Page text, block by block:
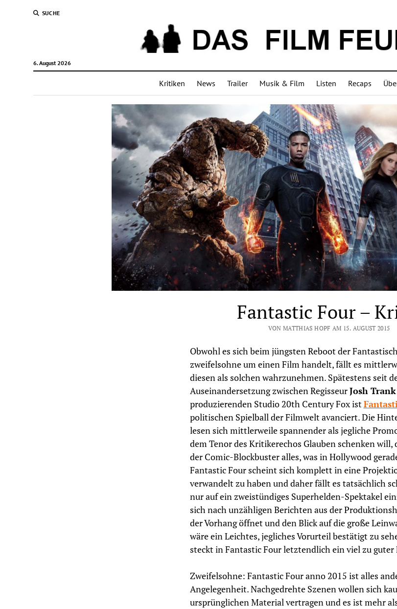
SUCHE
6. August 2026
Kritiken News Trailer Musik & Film Listen Recaps
Fantastic Four –
VON MATTHIAS HOPF AM 15. AUGUST 2015
Obwohl es sich beim jüngsten Reboot der
zweifelsohne um einen Film handelt, fällt es
diesen als solchen wahrzunehmen. Spätestens seit
Auseinandersetzung zwischen RegisseurJosh Trank
produzierenden Studio 20th Century Fox ist
politischen Spielball der Filmwelt avanciert. Die
lesen sich mittlerweile spannender als jegliche
dem Tenor des Kritikerechos Glauben schenken
der Comic-Blockbuster alles, was in Hollywood
Fantastic Four scheint sich komplett in eine
verwandelt zu haben und daher fällt es tatsächlich
nur auf ein zweistündiges Superhelden-Spektakel
sich nach unzähligen Berichten aus der
der Vorhang öffnet und den Blick auf die große
wäre ein Leichtes, jegliches Vorurteil bestätigt zu
steckt in Fantastic Four letztendlich ein viel zu guter
Zweifelsohne: Fantastic Four anno 2015 ist alles
Angelegenheit. Nachgedrehte Szenen wollen sich
ursprünglichen Material vertragen und es ist mehr